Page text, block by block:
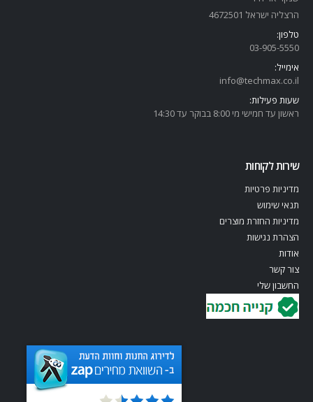
הרצליה ישראל 4672501
טלפון:
03-905-5550
אימייל:
info@techmax.co.il
שעות פעילות:
ראשון עד חמישי מי 8:00 בבוקר עד 14:30
שירות לקוחות
מדיניות פרטיות
תנאי שימוש
מדיניות החזרת מוצרים
הצהרת נגישות
אודות
צור קשר
החשבון שלי